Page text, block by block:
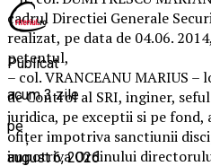
cadrul Directiei Generale
realizat, pe data de 04.06.
petentul,
– col. VRANCEANU MARIUS
de Control al SRI, inginer,
juridica, pe exceptii si pe
ofiţer impotriva sanctiunii
impotriva Ordinului
Publicat
acum 3 zile
pe
august 6, 2026